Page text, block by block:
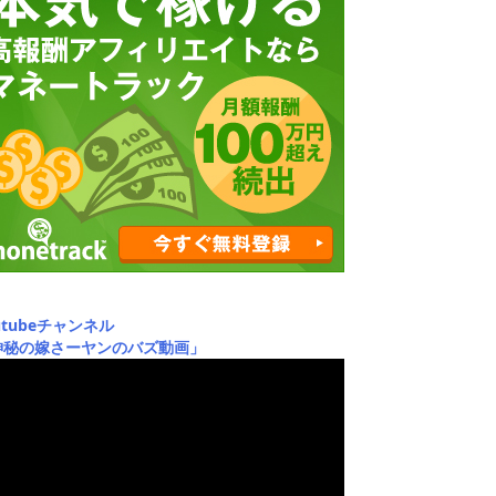
チャンネル
の嫁さーヤンのバズ動画」